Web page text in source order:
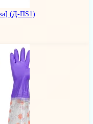
(Д-ПS1)